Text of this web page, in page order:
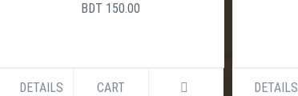
BDT 150.00
DETAILS CART DETAILS